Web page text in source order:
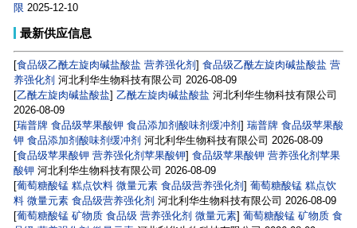
限 2025-12-10
最新供应信息
[食品级乙酰左旋肉碱盐酸盐 营养强化剂 ] 食品级乙酰左旋肉碱盐酸盐 营
养强化剂 河北利华生物科技有限公司 2026-08-09
[乙酰左旋肉碱盐酸盐] 乙酰左旋肉碱盐酸盐 河北利华生物科技有限公司
2026-08-09
[瑞普牌 食品级苹果酸钾 食品添加剂酸味剂缓冲剂 ] 瑞普牌 食品级苹果酸
钾 食品添加剂酸味剂缓冲剂 河北利华生物科技有限公司 2026-08-09
[食品级苹果酸钾 营养强化剂苹果酸钾] 食品级苹果酸钾 营养强化剂苹果
酸钾 河北利华生物科技有限公司 2026-08-09
[葡萄糖酸锰 糕点饮料 微量元素 食品级营养强化剂 ] 葡萄糖酸锰 糕点饮
料 微量元素 食品级营养强化剂 河北利华生物科技有限公司 2026-08-09
[葡萄糖酸锰 矿物质 食品级 营养强化剂 微量元素] 葡萄糖酸锰 矿物质 食